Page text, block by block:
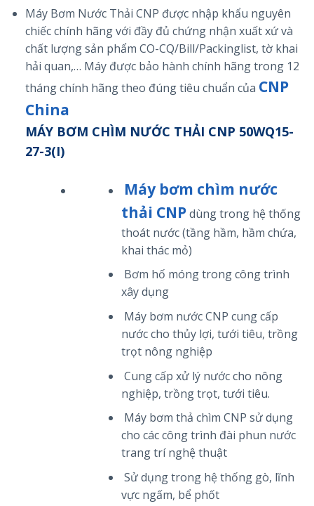
Máy Bơm Nước Thải CNP được nhập khẩu nguyên
chiếc chính hãng với đầy đủ chứng nhận xuất xứ và
chất lượng sản phẩm CO-CQ/Bill/Packinglist, tờ khai
hải quan,… Máy được bảo hành chính hãng trong 12
tháng chính hãng theo đúng tiêu chuẩn của CNP
China
MÁY BƠM CHÌM NƯỚC THẢI CNP 50WQ15-
27-3(I)
Máy bơm chìm nước
thải CNPdùng trong hệ thống
thoát nước (tầng hầm, hầm chứa,
khai thác mỏ)
Bơm hố móng trong công trình
xây dụng
Máy bơm nước CNP cung cấp
nước cho thủy lợi, tưới tiêu, trồng
trọt nông nghiệp
Cung cấp xử lý nước cho nông
nghiệp, trồng trọt, tưới tiêu.
Máy bơm thả chìm CNP sử dụng
cho các công trình đài phun nước
trang trí nghệ thuật
Sử dụng trong hệ thống gò, lĩnh
vực ngấm, bể phốt